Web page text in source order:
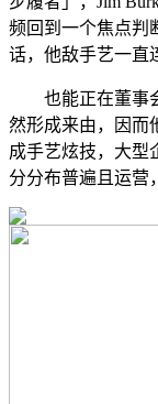
频回到一个焦点判
话，他敌手艺一直
也能正在董事会
然形成来由，因而
成手艺炫技，大型
分分布普遍且运营